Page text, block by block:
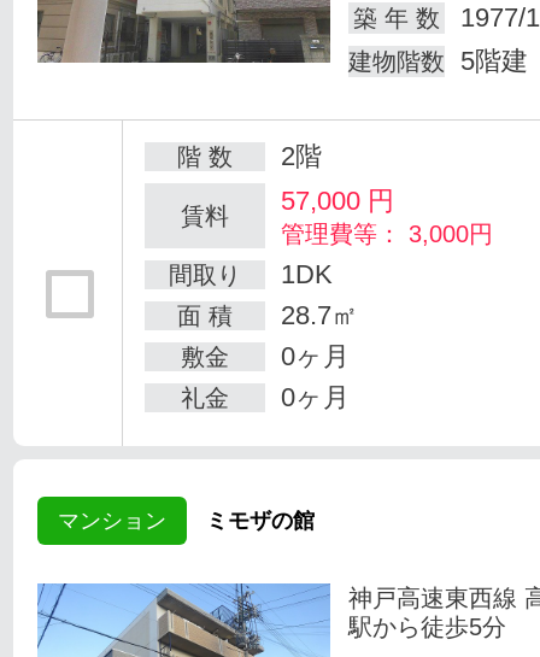
築 年 数
1977/
建物階数 5階建
階 数 2階
賃料 57,000 円
管理費等： 3,000円
間取り
1DK
面 積 28.7㎡
敷金 0ヶ月
礼金 0ヶ月
マンション ミモザの館
神戸高速東西線
駅から徒歩5分